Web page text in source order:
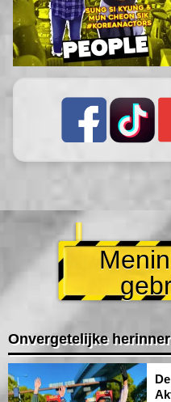
Onvergetelijke